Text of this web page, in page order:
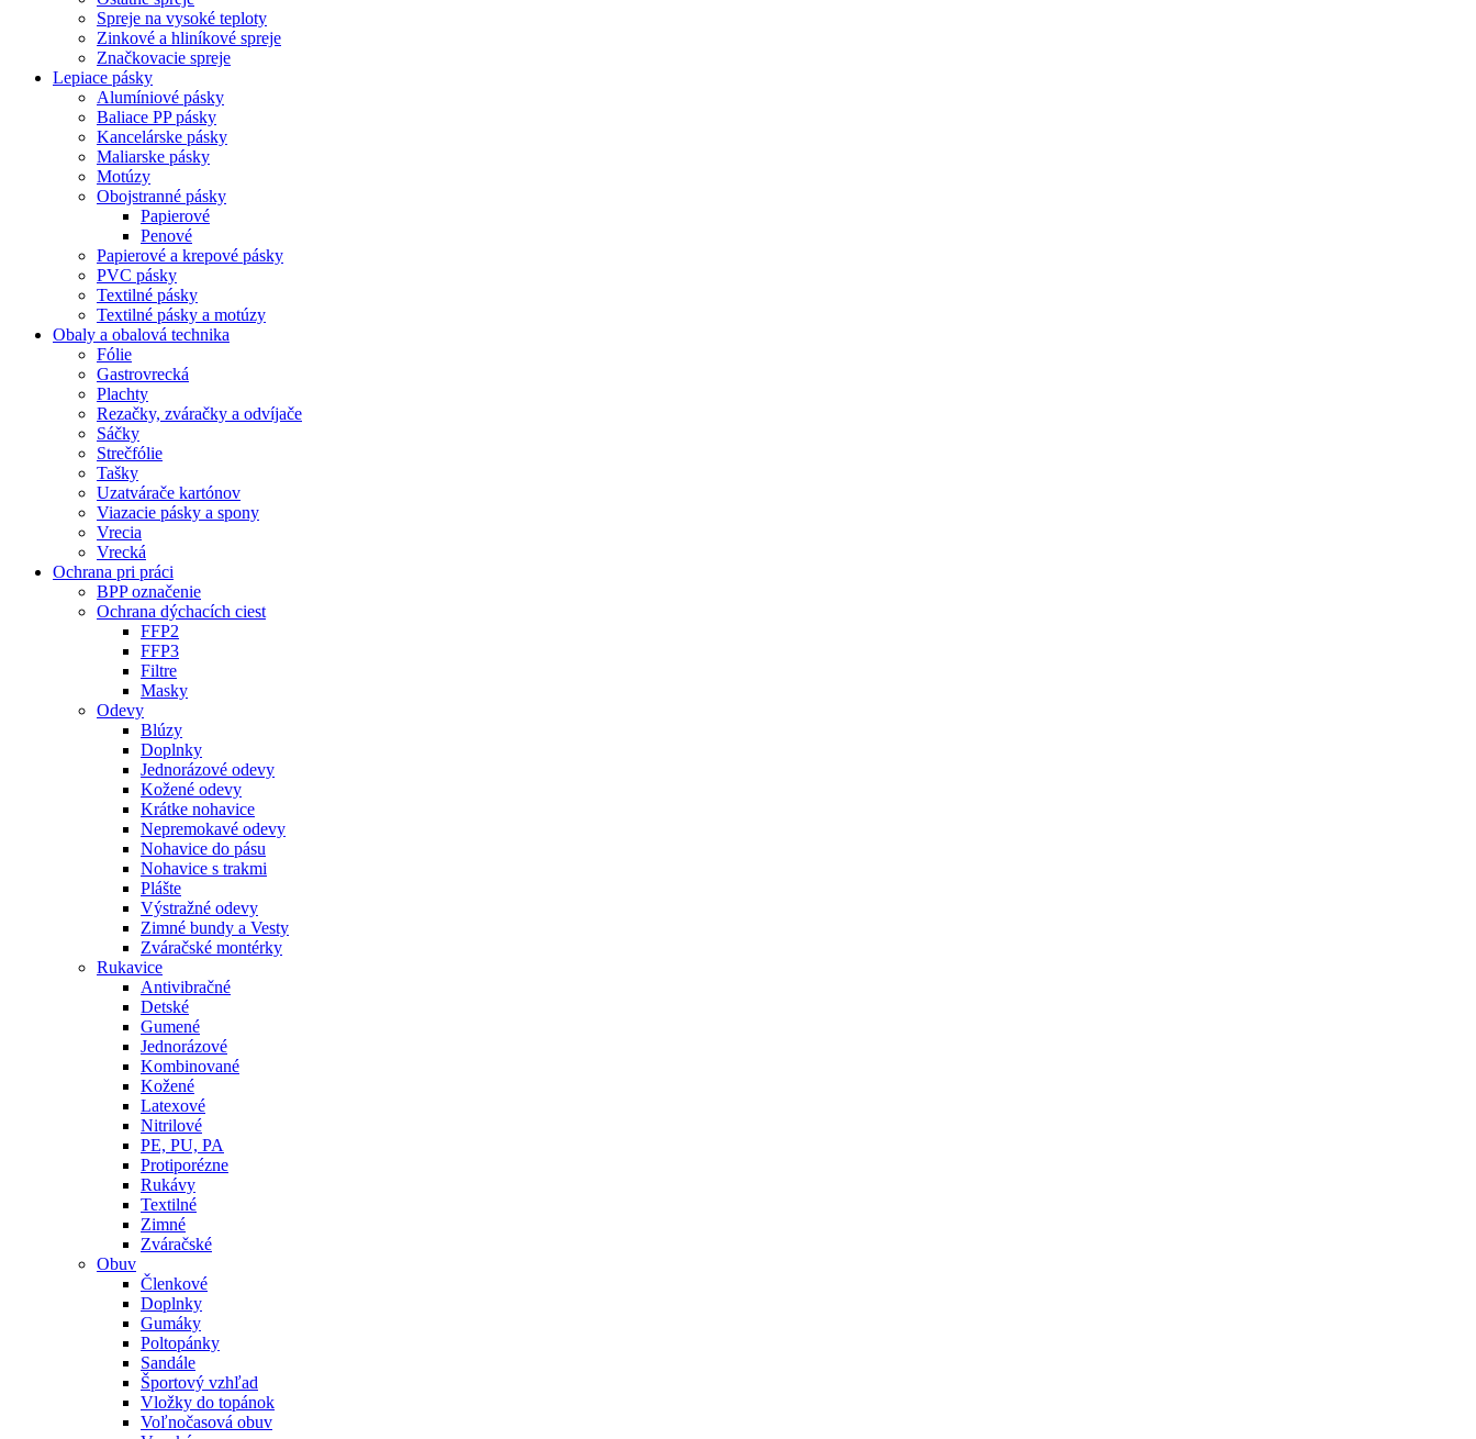
Spreje na vysoké teploty
Zinkové a hliníkové spreje
Značkovacie spreje
Lepiace pásky
Alumíniové pásky
Baliace PP pásky
Kancelárske pásky
Maliarske pásky
Motúzy
Obojstranné pásky
Papierové
Penové
Papierové a krepové pásky
PVC pásky
Textilné pásky
Textilné pásky a motúzy
Obaly a obalová technika
Fólie
Gastrovrecká
Plachty
Rezačky, zváračky a odvíjače
Sáčky
Strečfólie
Tašky
Uzatvárače kartónov
Viazacie pásky a spony
Vrecia
Vrecká
Ochrana pri práci
BPP označenie
Ochrana dýchacích ciest
FFP2
FFP3
Filtre
Masky
Odevy
Blúzy
Doplnky
Jednorázové odevy
Kožené odevy
Krátke nohavice
Nepremokavé odevy
Nohavice do pásu
Nohavice s trakmi
Plášte
Výstražné odevy
Zimné bundy a Vesty
Zváračské montérky
Rukavice
Antivibračné
Detské
Gumené
Jednorázové
Kombinované
Kožené
Latexové
Nitrilové
PE, PU, PA
Protiporézne
Rukávy
Textilné
Zimné
Zváračské
Obuv
Členkové
Doplnky
Gumáky
Poltopánky
Sandále
Športový vzhľad
Vložky do topánok
Voľnočasová obuv